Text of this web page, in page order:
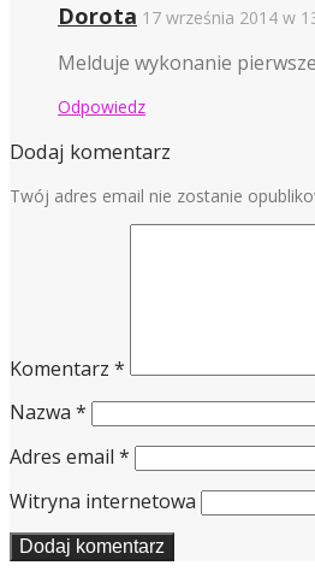
Dorota 17 września 2014 w
Melduje wykonanie
Odpowiedz
Dodaj komentarz
Twój adres email nie zostanie
Komentarz *
Nazwa *
Adres email *
Witryna internetowa